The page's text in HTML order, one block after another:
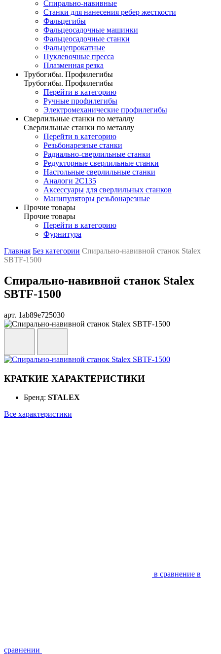
Спирально-навивные
Станки для нанесения ребер жесткости
Фальцегибы
Фальцеосадочные машинки
Фальцеосадочные станки
Фальцепрокатные
Пуклевочные пресса
Плазменная резка
Трубогибы. Профилегибы
Трубогибы. Профилегибы
Перейти в категорию
Ручные профилегибы
Электромеханические профилегибы
Сверлильные станки по металлу
Сверлильные станки по металлу
Перейти в категорию
Резьбонарезные станки
Радиально-сверлильные станки
Редукторные сверлильные станки
Настольные сверлильные станки
Аналоги 2С135
Аксессуары для сверлильных станков
Манипуляторы резьбонарезные
Прочие товары
Прочие товары
Перейти в категорию
Фурнитура
Главная Без категории Спирально-навивной cтанок Stalex
SBTF-1500
Спирально-навивной cтанок Stalex
SBTF-1500
арт. 1ab89e725030
КРАТКИЕ ХАРАКТЕРИСТИКИ
Бренд: STALEX
Все характеристики
в сравнение в
сравнении